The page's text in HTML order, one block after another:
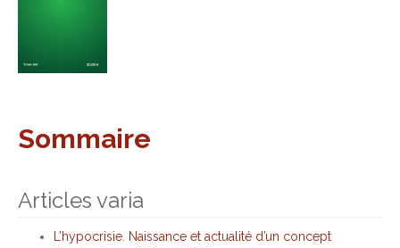
Sommaire
Articles varia
L’hypocrisie. Naissance et actualité d’un concept